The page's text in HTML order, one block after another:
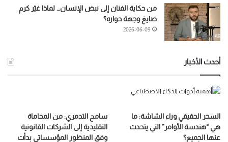
من حكاية الفنان إلى نبض الإنسان… لماذا غيّر كرم
صايغ وجهة حواره؟
2026-06-09
أحدث الأخبار
السحر الحقيقي وراء الشاشة: ما
هي “هندسة الأوامر” التي يتحدث
عنها الجميع؟
سامح التدمري: من المحاماة
التقليدية إلى الشركات القانونية
وفق المنظور المؤسساتي بدأت